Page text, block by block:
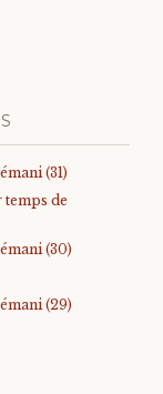
(31)
de
(30)
(29)